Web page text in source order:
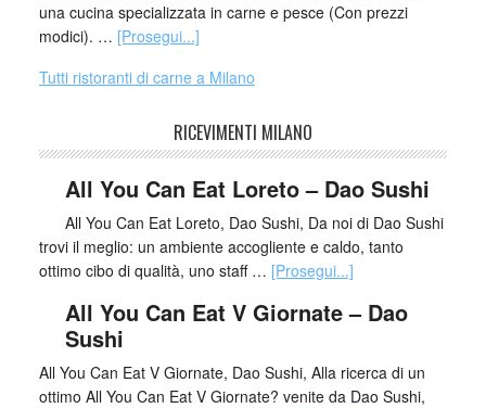
una cucina specializzata in carne e pesce (Con prezzi
modici). … [Prosegui...]
Tutti ristoranti di carne a Milano
RICEVIMENTI MILANO
All You Can Eat Loreto – Dao Sushi
All You Can Eat Loreto, Dao Sushi, Da noi di Dao Sushi
trovi il meglio: un ambiente accogliente e caldo, tanto
ottimo cibo di qualità, uno staff … [Prosegui...]
All You Can Eat V Giornate – Dao
Sushi
All You Can Eat V Giornate, Dao Sushi, Alla ricerca di un
ottimo All You Can Eat V Giornate? venite da Dao Sushi,